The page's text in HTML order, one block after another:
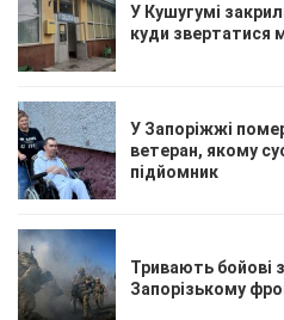
У Кушугумі
куди звертатися
У Запоріжжі
ветеран, якому
підйомник
Тривають бойові
Запорізькому